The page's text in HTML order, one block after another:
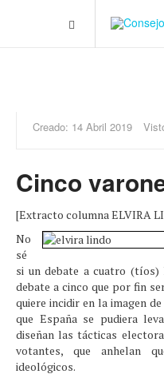
url('../../images/contact.png') 0
Creado: 14 Abril 2019
Cinco
[Extracto columna ELVIRA
No
sé
si un debate a cuatro (tíos)
debate a cinco que por fin
quiere incidir en la imagen
que España se pudiera
diseñan las tácticas
votantes, que anhelan
ideológicos.